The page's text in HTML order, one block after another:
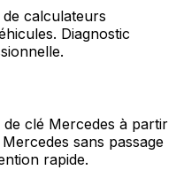
calculateurs
Diagnostic
clé Mercedes à partir
sans passage
rapide.